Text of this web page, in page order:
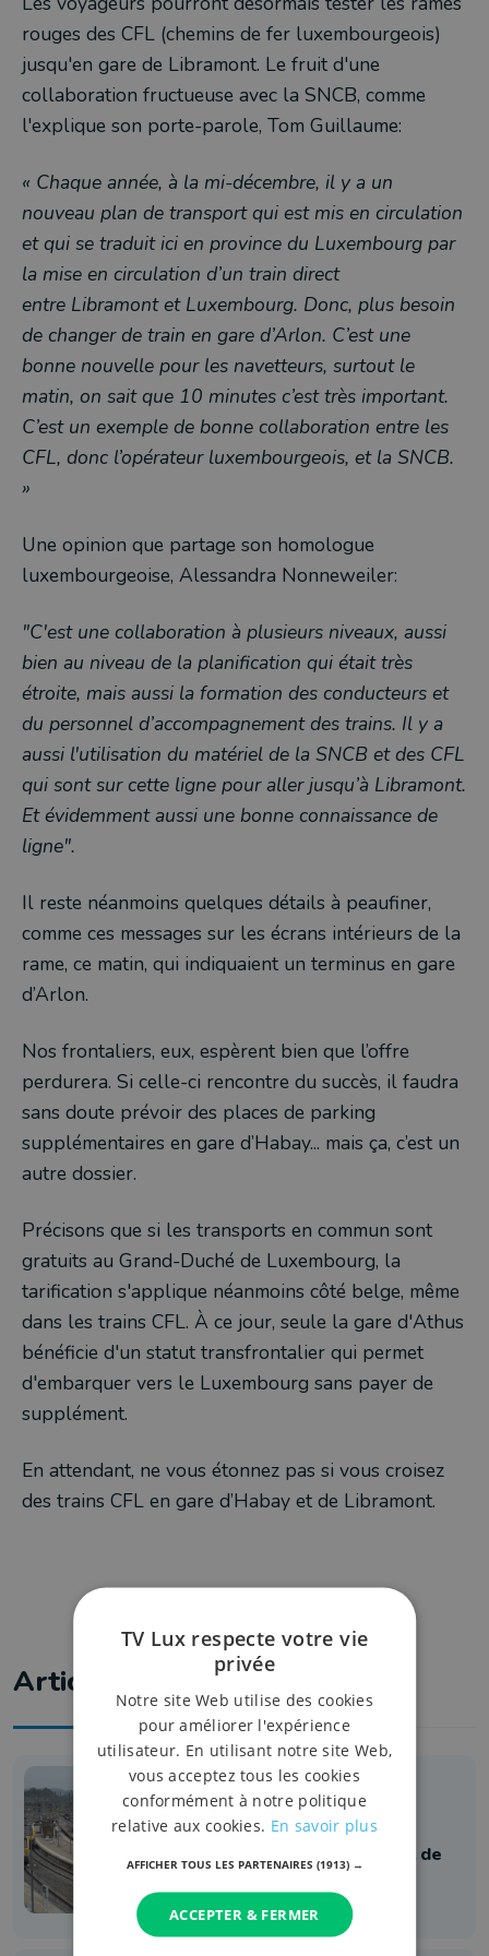
rouges des CFL (chemins de fer luxembourgeois)
jusqu'en gare de Libramont. Le fruit d'une
collaboration fructueuse avec la SNCB, comme
l'explique son porte-parole, Tom Guillaume:
« Chaque année, à la mi-décembre, il y a un
nouveau plan de transport qui est mis en circulation
et qui se traduit ici en province du Luxembourg par
la mise en circulation d’un train direct
entre Libramont et Luxembourg. Donc, plus besoin
de changer de train en gare d’Arlon. C’est une
bonne nouvelle pour les navetteurs, surtout le
matin, on sait que 10 minutes c’est très important.
C’est un exemple de bonne collaboration entre les
CFL, donc l’opérateur luxembourgeois, et la SNCB.
»
Une opinion que partage son homologue
luxembourgeoise, Alessandra Nonneweiler:
"C'est une collaboration à plusieurs niveaux, aussi
bien au niveau de la planification qui était très
étroite, mais aussi la formation des conducteurs et
du personnel d’accompagnement des trains. Il y a
aussi l'utilisation du matériel de la SNCB et des CFL
qui sont sur cette ligne pour aller jusqu’à Libramont.
Et évidemment aussi une bonne connaissance de
ligne".
Il reste néanmoins quelques détails à peaufiner,
comme ces messages sur les écrans intérieurs de la
rame, ce matin, qui indiquaient un terminus en gare
d’Arlon.
Nos frontaliers, eux, espèrent bien que l’offre
perdurera. Si celle-ci rencontre du succès, il faudra
sans doute prévoir des places de parking
supplémentaires en gare d’Habay... mais ça, c’est un
autre dossier.
Précisons que si les transports en commun sont
gratuits au Grand-Duché de Luxembourg, la
tarification s'applique néanmoins côté belge, même
dans les trains CFL. À ce jour, seule la gare d'Athus
bénéficie d'un statut transfrontalier qui permet
d'embarquer vers le Luxembourg sans payer de
supplément.
En attendant, ne vous étonnez pas si vous croisez
des trains CFL en gare d’Habay et de Libramont.
Articles liés
Mobilité
Une heure d’attente en gare de
Libramont : le ministre Crucke
demande à la SNCB et à Infrabel de
revoir leurs copies
TV Lux respecte votre vie
privée
Notre site Web utilise des cookies
pour améliorer l'expérience
utilisateur. En utilisant notre site Web,
vous acceptez tous les cookies
conformément à notre politique
relative aux cookies. En savoir plus
AFFICHER TOUS LES PARTENAIRES (1913) →
ACCEPTER & FERMER